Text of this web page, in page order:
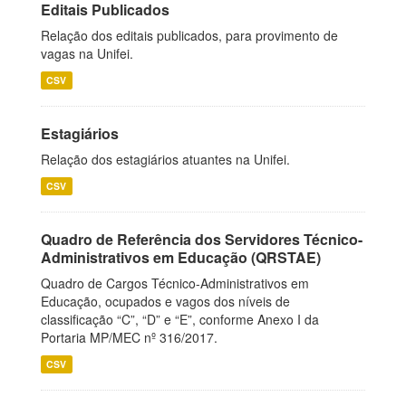
Editais Publicados
Relação dos editais publicados, para provimento de
vagas na Unifei.
CSV
Estagiários
Relação dos estagiários atuantes na Unifei.
CSV
Quadro de Referência dos Servidores Técnico-
Administrativos em Educação (QRSTAE)
Quadro de Cargos Técnico-Administrativos em
Educação, ocupados e vagos dos níveis de
classificação “C”, “D” e “E”, conforme Anexo I da
Portaria MP/MEC nº 316/2017.
CSV